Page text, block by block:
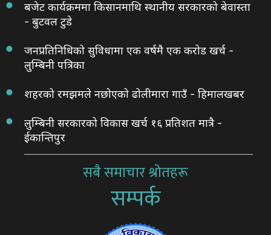
बजेट कार्यक्रममा किसानमाथि स्थानीय सरकारको बेवास्ता
- बुटवल टुडे
जनप्रतिनिधिको सुविधामा एक वर्षमै एक करोड खर्च -
लुम्बिनी पत्रिका
शहरको रमझमले नछोएको ढोलीमारा गाउँ - हिमालखबर
लुम्बिनी सरकारको विकास खर्च १६ प्रतिशत मात्रै -
ईकान्तिपुर
सबै समाचार श्रोतहरू
सम्पर्क